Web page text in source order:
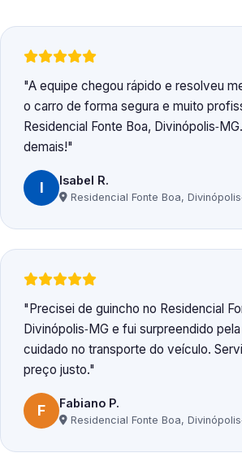
A equipe chegou rápido e resolveu
o carro de forma segura e muito
Residencial Fonte Boa,
demais!
I Isabel R.
Residencial Fonte Boa,
Precisei de guincho no Residencial
Divinópolis‑MG e fui surpreendido
cuidado no transporte do veículo.
preço justo.
F Fabiano P.
Residencial Fonte Boa,